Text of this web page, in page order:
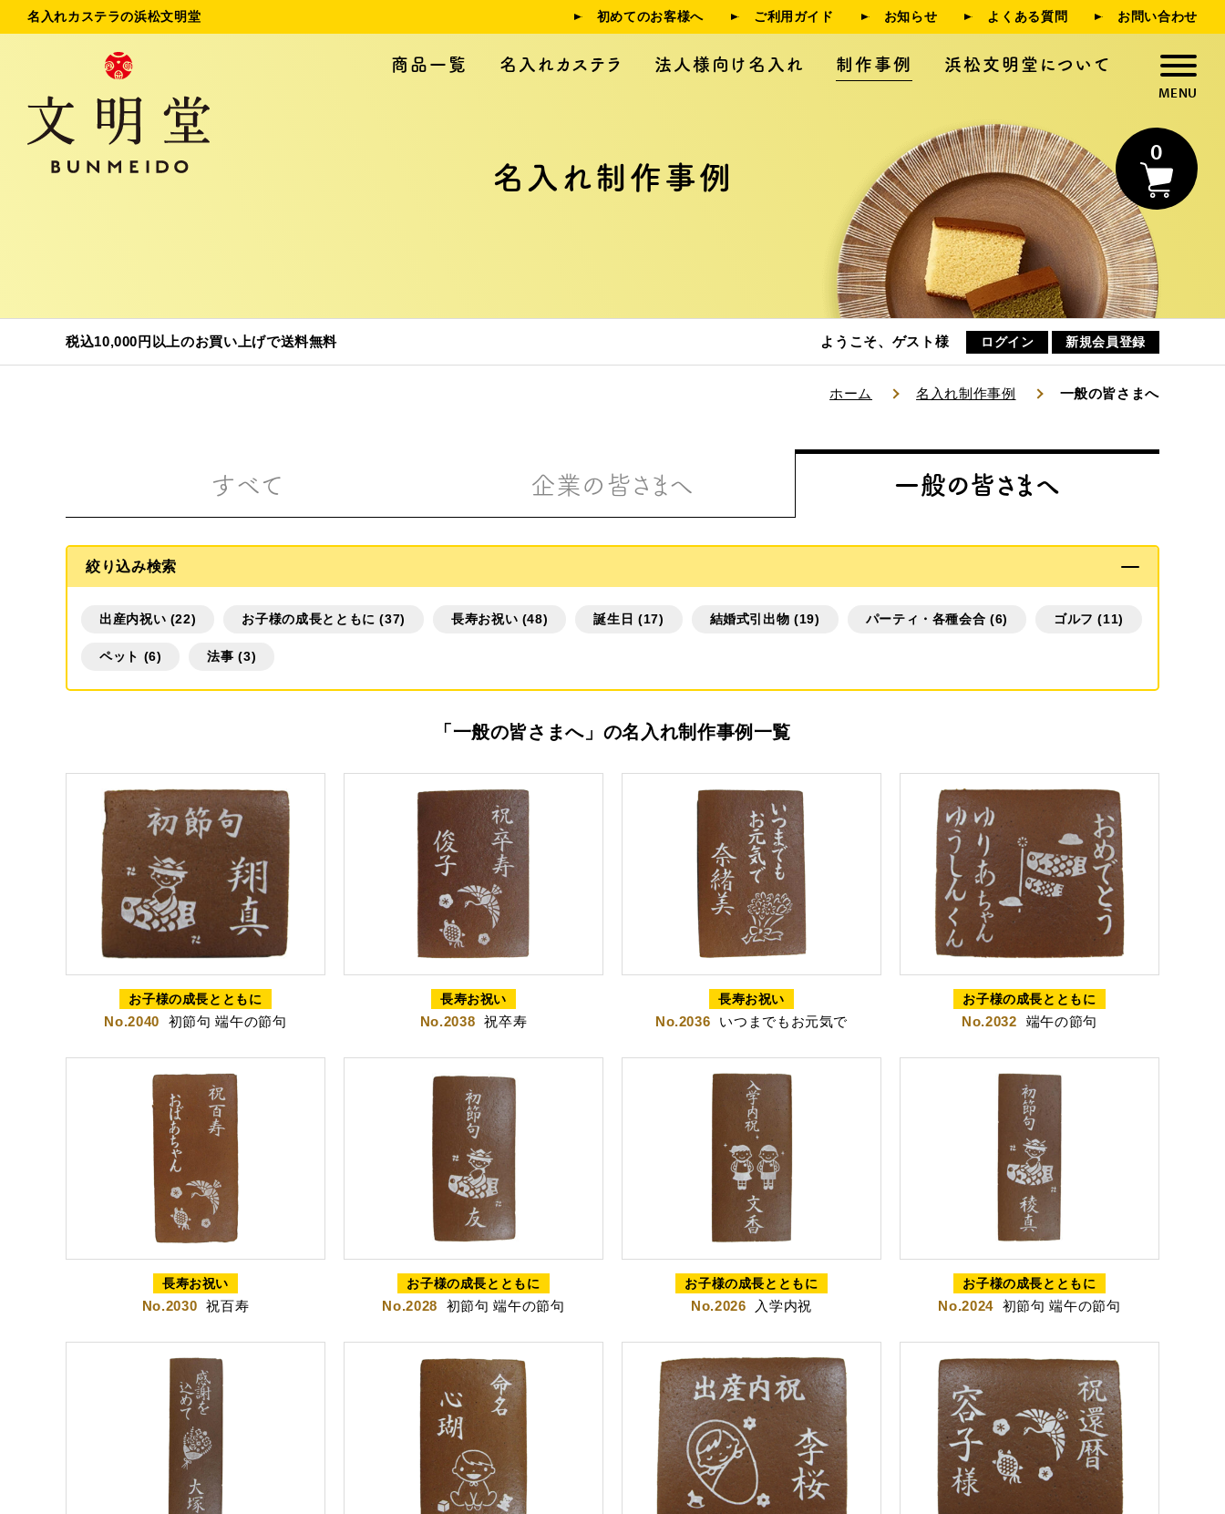
名入れカステラの浜松文明堂 初めてのお客様へ ご利用ガイド お知らせ よくある質問 お問い合わせ
商品一覧 名入れカステラ 法人様向け名入れ 制作事例 浜松文明堂について
0
浜松文明堂について
お知らせ
好きな文字とイラストを選んで
作る
出産内祝カステラ 記念カステラ 長寿のお祝いカステラ
カステラ
特製ハニーカステラ極 浜松工場限定五三焼カステラ カステラ詰合せ
（五三・ハニー・静岡茶）
カステラ巻・三笠山
名入れ制作事例
税込10,000円以上のお買い上げで送料無料 ようこそ、ゲスト様 ログイン 新規会員登録
ホーム 名入れ制作事例 一般の皆さまへ
すべて 企業の皆さまへ 一般の皆さまへ
絞り込み検索
出産内祝い (22) お子様の成長とともに (37) 長寿お祝い (48) 誕生日 (17) 結婚式引出物 (19) パーティ・各種会合 (6) ゴルフ (11)
ペット (6) 法事 (3)
「一般の皆さまへ」の名入れ制作事例一覧
お子様の成長とともに
No.2040 初節句 端午の節句
長寿お祝い
No.2038 祝卒寿
長寿お祝い
No.2036 いつまでもお元気で
お子様の成長とともに
No.2032 端午の節句
長寿お祝い
No.2030 祝百寿
お子様の成長とともに
No.2028 初節句 端午の節句
お子様の成長とともに
No.2026 入学内祝
お子様の成長とともに
No.2024 初節句 端午の節句